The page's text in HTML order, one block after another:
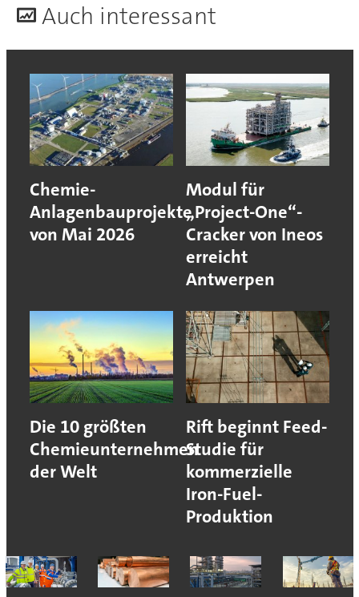
Auch interessant
Chemie-
Anlagenbauprojekte
von Mai 2026
Modul für
„Project-One“-
Cracker von Ineos
erreicht
Antwerpen
Die 10 größten
Chemieunternehmen
der Welt
Rift beginnt Feed-
Studie für
kommerzielle
Iron-Fuel-
Produktion